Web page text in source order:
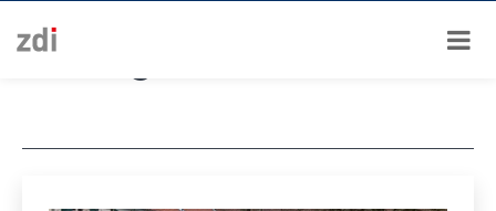
InhaltSchlagwort: Netzwerke